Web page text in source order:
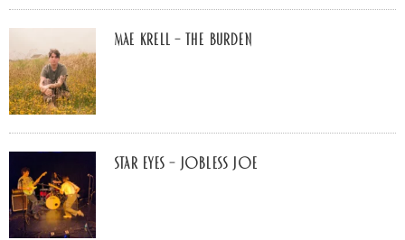
Mae Krell – the burden
Star Eyes – Jobless Joe